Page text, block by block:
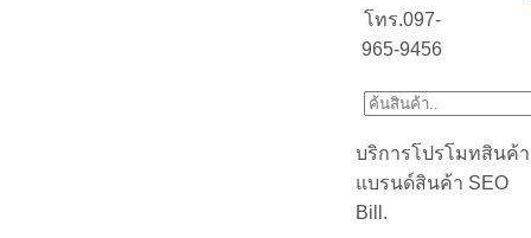
โทร.097-
965-9456
บริการโปรโมทสินค้า
แบรนด์สินค้า SEO
Bill.